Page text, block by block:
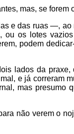
mas, se
e das ruas —,
os lotes
podem
lados da
e já correram
mas
não verem o